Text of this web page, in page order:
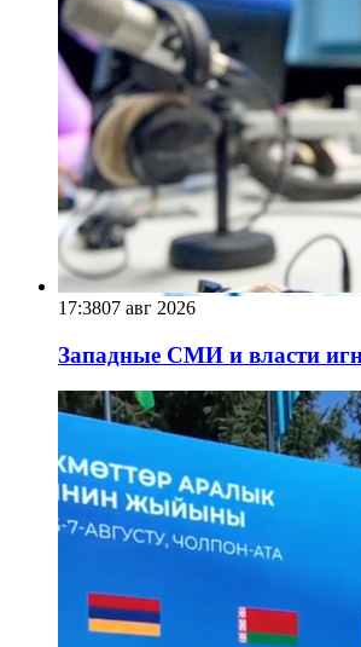
17:3807 авг 2026
Западные СМИ и власти